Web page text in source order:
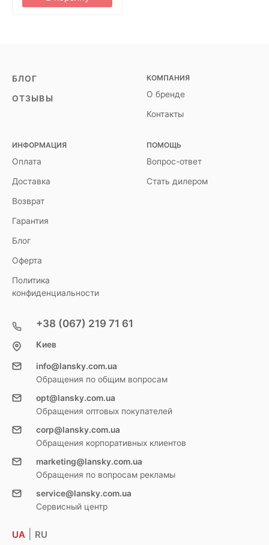
БЛОГ
ОТЗЫВЫ
КОМПАНИЯ
О бренде
Контакты
ИНФОРМАЦИЯ
Оплата
Доставка
Возврат
Гарантия
Блог
Оферта
Политика
конфиденциальности
ПОМОЩЬ
Вопрос-ответ
Стать дилером
+38 (067) 219 71 61
Киев
info@lansky.com.ua
Обращения по общим вопросам
opt@lansky.com.ua
Обращения оптовых покупателей
corp@lansky.com.ua
Обращения корпоративных клиентов
marketing@lansky.com.ua
Обращения по вопросам рекламы
service@lansky.com.ua
Сервисный центр
UA RU